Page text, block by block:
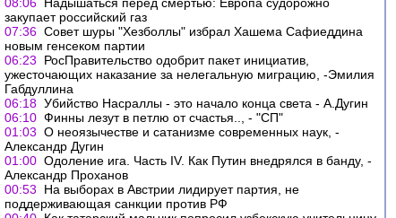
закупает российский газ
07:36 Совет шуры "Хезболлы" избрал Хашема Сафиеддина
новым генсеком партии
06:23
РосПравительство одобрит пакет инициатив,
ужесточающих наказание за нелегальную миграцию, -Эмилия
Габдуллина
06:18 Убийство Насраллы - это начало конца света - А.Дугин
06:10 Финны лезут в петлю от счастья.., - "СП"
01:03 О неоязычестве и сатанизме современных наук, -
Александр Дугин
01:00 Одоление ига. Часть IV. Как Путин внедрялся в банду, -
Александр Проханов
00:53
На выборах в Австрии лидирует партия, не
поддерживающая санкции против РФ